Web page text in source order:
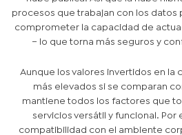
procesos que trabajan con los datos
comprometer la capacidad de
– lo que torna más seguros y
Aunque los valores invertidos en la
más elevados si se comparan
mantiene todos los factores que
servicios versátil y funcional. Por
compatibilidad con el ambiente